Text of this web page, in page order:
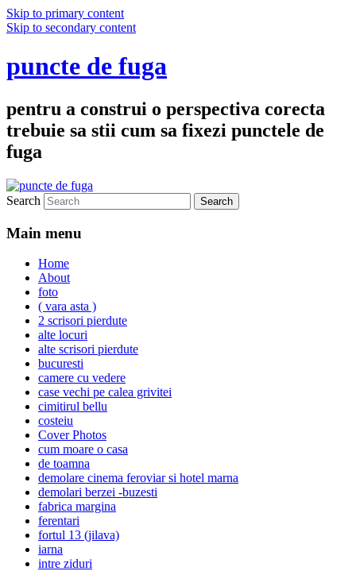
Skip to primary content
Skip to secondary content
puncte de fuga
pentru a construi o perspectiva corecta
trebuie sa stii cum sa fixezi punctele de
fuga
Search
Main menu
Home
About
foto
( vara asta )
2 scrisori pierdute
alte locuri
alte scrisori pierdute
bucuresti
camere cu vedere
case vechi pe calea grivitei
cimitirul bellu
costeiu
Cover Photos
cum moare o casa
de toamna
demolare cinema feroviar si hotel marna
demolari berzei -buzesti
fabrica margina
ferentari
fortul 13 (jilava)
iarna
intre ziduri